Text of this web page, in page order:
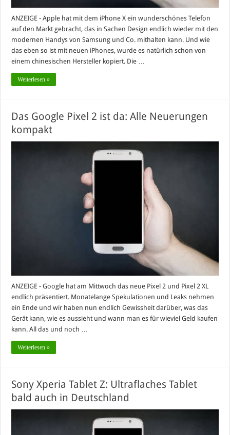
ANZEIGE - Apple hat mit dem iPhone X ein wunderschönes Telefon
auf den Markt gebracht, das in Sachen Design endlich wieder mit den
modernen Handys von Samsung und Co. mithalten kann. Und wie
das eben so ist mit neuen iPhones, wurde es natürlich schon von
einem chinesischen Hersteller kopiert. Die …
Weiterlesen »
Das Google Pixel 2 ist da: Alle Neuerungen
kompakt
ANZEIGE - Google hat am Mittwoch das neue Pixel 2 und Pixel 2 XL
endlich präsentiert. Monatelange Spekulationen und Leaks nehmen
ein Ende und wir haben nun endlich Gewissheit darüber, was das
Gerät kann, wie es aussieht und wann man es für wieviel Geld kaufen
kann. All das und noch …
Weiterlesen »
Sony Xperia Tablet Z: Ultraflaches Tablet
bald auch in Deutschland